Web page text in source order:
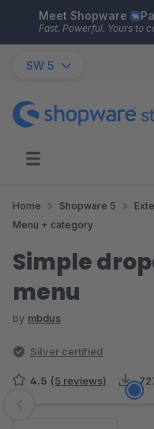
Skip to main content
Meet Shopware
Fast. Powerful. Yours to
SW 5
Home Shopware 5
Menu + category
Simple
menu
by mbdus
Silver certified
4.5 (5 reviews)
Skip image gallery